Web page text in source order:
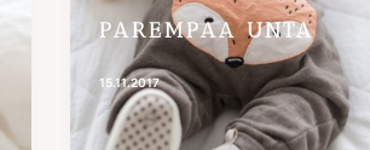
PAREMPAA UNTA
15.11.2017